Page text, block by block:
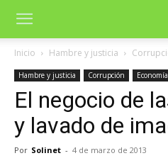
Inicio Hambre y justicia
Hambre y justicia Corrupción
El negocio de
y lavado de
Por Solinet - 4 de marzo de 2013